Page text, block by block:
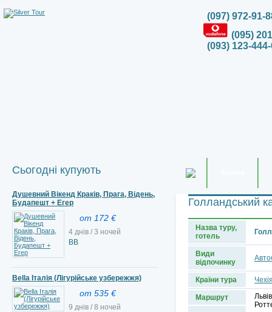
(097) 972-91-
(095)
(093) 123-
Голландський
Назва туру,
готель
Види
відпочинку
Країни тура
Маршрут
Сьогодні купують
Душевний Вікенд Краків, Прага, Відень,
Будапешт + Егер
от 172 €
4 днів / 3 ночей
ВВ
Bella Італія (Лігурійське узбережжя)
от 535 €
9 днів / 8 ночей